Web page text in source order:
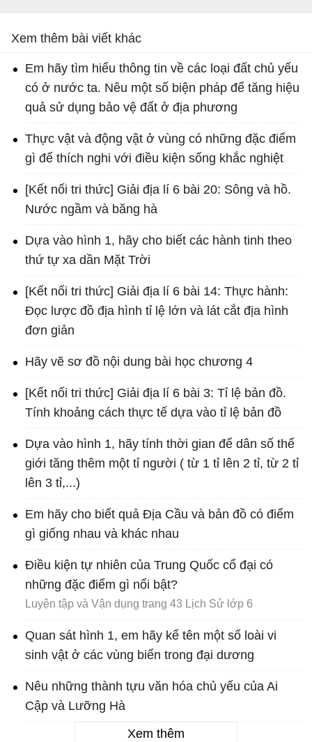
Xem thêm bài viết khác
Em hãy tìm hiểu thông tin về các loại đất chủ yếu
có ở nước ta. Nêu một số biện pháp để tăng hiệu
quả sử dụng bảo vệ đất ở địa phương
Thực vật và động vật ở vùng có những đặc điểm
gì để thích nghi với điều kiện sống khắc nghiệt
[Kết nối tri thức] Giải địa lí 6 bài 20: Sông và hồ.
Nước ngầm và băng hà
Dựa vào hình 1, hãy cho biết các hành tinh theo
thứ tự xa dần Mặt Trời
[Kết nối tri thức] Giải địa lí 6 bài 14: Thực hành:
Đọc lược đồ địa hình tỉ lệ lớn và lát cắt địa hình
đơn giản
Hãy vẽ sơ đồ nội dung bài học chương 4
[Kết nối tri thức] Giải địa lí 6 bài 3: Tỉ lệ bản đồ.
Tính khoảng cách thực tế dựa vào tỉ lệ bản đồ
Dựa vào hình 1, hãy tính thời gian để dân số thế
giới tăng thêm một tỉ người ( từ 1 tỉ lên 2 tỉ, từ 2 tỉ
lên 3 tỉ,...)
Em hãy cho biết quả Địa Cầu và bản đồ có điểm
gì giống nhau và khác nhau
Điều kiện tự nhiên của Trung Quốc cổ đại có
những đặc điểm gì nổi bật?
Luyện tập và Vận dụng trang 43 Lịch Sử lớp 6
Quan sát hình 1, em hãy kể tên một số loài vi
sinh vật ở các vùng biển trong đại dương
Nêu những thành tựu văn hóa chủ yếu của Ai
Cập và Lưỡng Hà
Xem thêm